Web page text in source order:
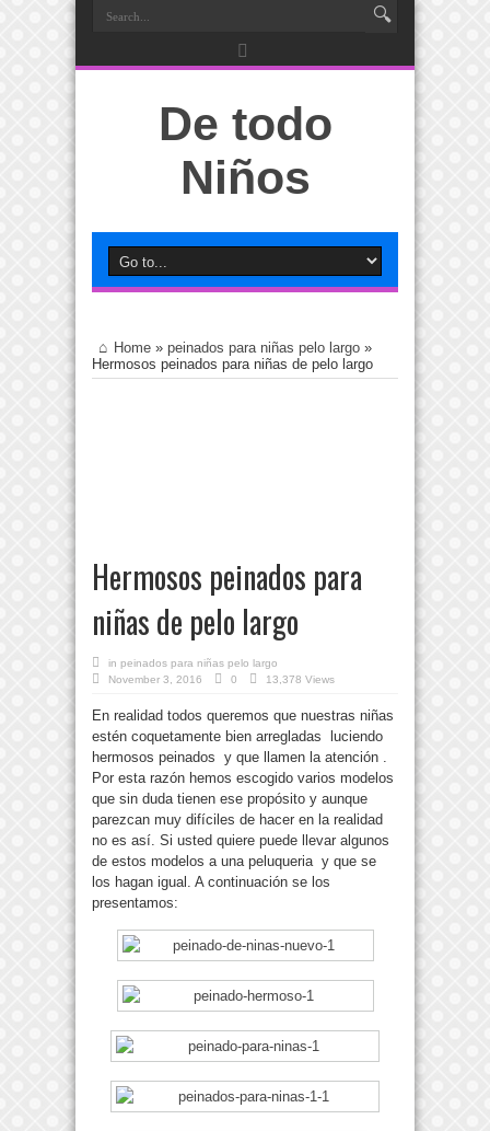
De todo
Niños
Home » peinados para niñas pelo largo »
Hermosos peinados para niñas de pelo largo
Hermosos peinados para
niñas de pelo largo
in peinados para niñas pelo largo
November 3, 2016
0 13,378 Views
En realidad todos queremos que nuestras niñas
estén coquetamente bien arregladas luciendo
hermosos peinados y que llamen la atención .
Por esta razón hemos escogido varios modelos
que sin duda tienen ese propósito y aunque
parezcan muy difíciles de hacer en la realidad
no es así. Si usted quiere puede llevar algunos
de estos modelos a una peluqueria y que se
los hagan igual. A continuación se los
presentamos: